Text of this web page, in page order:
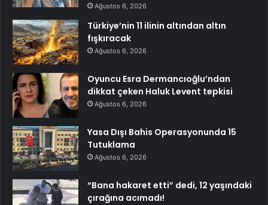
Ağustos 6, 2026
Türkiye’nin 11 ilinin altından altın
fışkıracak
Ağustos 6, 2026
Oyuncu Esra Dermancıoğlu’ndan
dikkat çeken Haluk Levent tepkisi
Ağustos 6, 2026
Yasa Dışı Bahis Operasyonunda 15
Tutuklama
Ağustos 6, 2026
“Bana hakaret etti” dedi, 12 yaşındaki
çırağına acımadı!